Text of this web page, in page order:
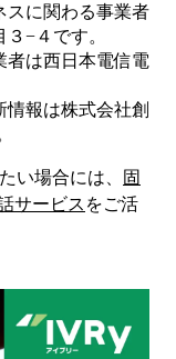
スに関わる事業者
３−４ です。
者は西日本電信電
情報は株式会社創
い場合には、
固
サービス をご活